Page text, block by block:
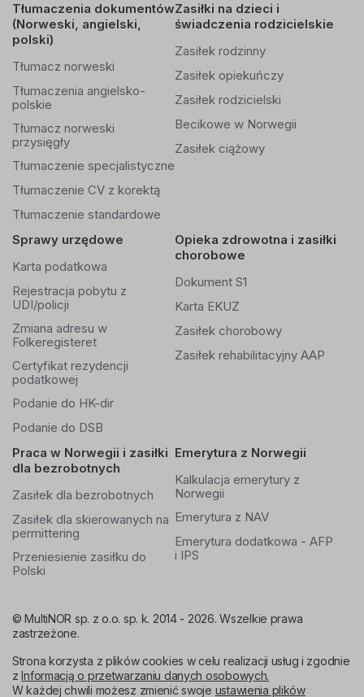
Tłumaczenia dokumentów
(Norweski, angielski,
polski)
Tłumacz norweski
Tłumaczenia angielsko-
polskie
Tłumacz norweski
przysięgły
Tłumaczenie specjalistyczne
Tłumaczenie CV z korektą
Tłumaczenie standardowe
Zasiłki na dzieci i
świadczenia rodzicielskie
Zasiłek rodzinny
Zasiłek opiekuńczy
Zasiłek rodzicielski
Becikowe w Norwegii
Zasiłek ciążowy
Sprawy urzędowe
Karta podatkowa
Rejestracja pobytu z
UDI/policji
Zmiana adresu w
Folkeregisteret
Certyfikat rezydencji
podatkowej
Podanie do HK-dir
Podanie do DSB
Opieka zdrowotna i zasiłki
chorobowe
Dokument S1
Karta EKUZ
Zasiłek chorobowy
Zasiłek rehabilitacyjny AAP
Praca w Norwegii i zasiłki
dla bezrobotnych
Zasiłek dla bezrobotnych
Zasiłek dla skierowanych na
permittering
Przeniesienie zasiłku do
Polski
Emerytura z Norwegii
Kalkulacja emerytury z
Norwegii
Emerytura z NAV
Emerytura dodatkowa - AFP
i IPS
© MultiNOR sp. z o.o. sp. k. 2014 - 2026. Wszelkie prawa
zastrzeżone.
Strona korzysta z plików cookies w celu realizacji usług i zgodnie
zInformacją o przetwarzaniu danych osobowych.
W każdej chwili możesz zmienić swoje ustawienia plików